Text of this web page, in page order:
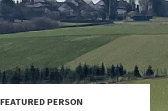
FEATURED PERSON